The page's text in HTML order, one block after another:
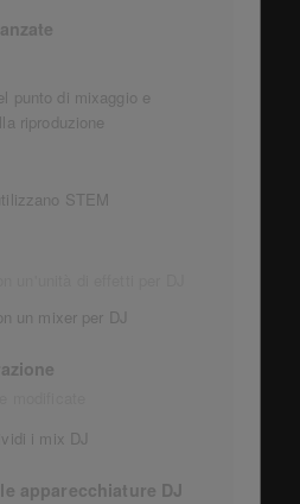
punto di mixaggio e
riproduzione
STEM
un mixer per DJ
i mix DJ
apparecchiature DJ